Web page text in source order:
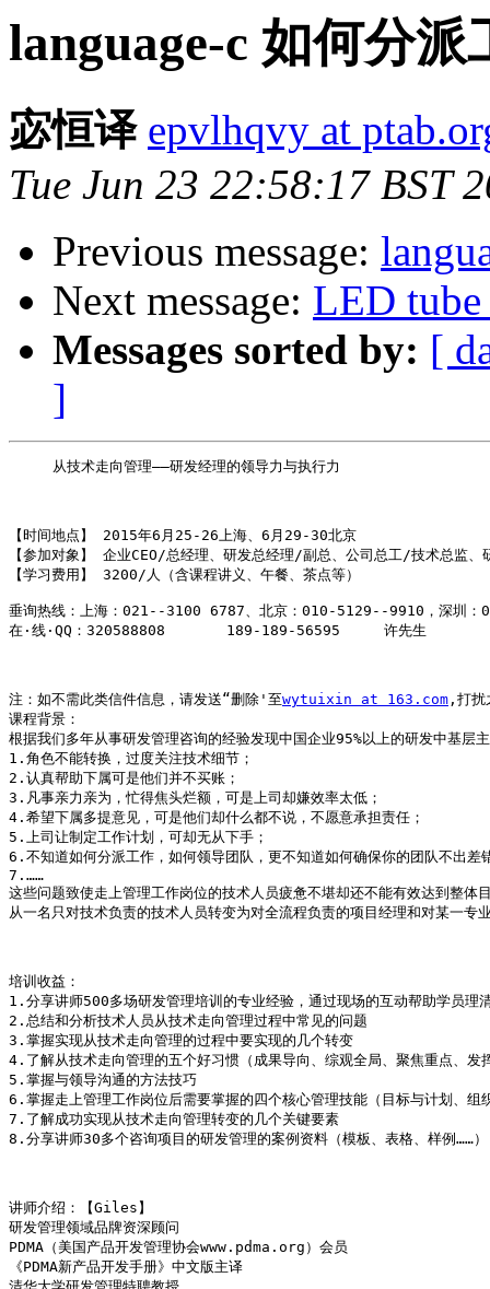
language-c 如何分
宓恒译 epvlhqvy at
Tue Jun 23 22:58:17 BST
Previous message:
Next message: LED tube
Messages sorted by: [
]
     从技术走向管理——研发经理的领导力与执行力
【时间地点】 2015年6月25-26上海、6月29-30北京
【参加对象】 企业CEO/总经理、研发总经理/副总、公司总工/技术总监
【学习费用】 3200/人（含课程讲义、午餐、茶点等）
垂询热线：上海：021--3100 6787、北京：010-5129--9910，深圳
在·线·QQ：320588808       189-189-56595     许先生
注：如不需此类信件信息，请发送“删除'至wytuixin at 163.com ,打扰
课程背景：
根据我们多年从事研发管理咨询的经验发现中国企业95%以上的研发中基
1.角色不能转换，过度关注技术细节；
2.认真帮助下属可是他们并不买账；
3.凡事亲力亲为，忙得焦头烂额，可是上司却嫌效率太低；
4.希望下属多提意见，可是他们却什么都不说，不愿意承担责任；
5.上司让制定工作计划，可却无从下手；
6.不知道如何分派工作，如何领导团队，更不知道如何确保你的团队不出差
7.……
这些问题致使走上管理工作岗位的技术人员疲惫不堪却还不能有效达到整体
从一名只对技术负责的技术人员转变为对全流程负责的项目经理和对某一
培训收益：
1.分享讲师500多场研发管理培训的专业经验，通过现场的互动帮助学员理
2.总结和分析技术人员从技术走向管理过程中常见的问题
3.掌握实现从技术走向管理的过程中要实现的几个转变
4.了解从技术走向管理的五个好习惯（成果导向、综观全局、聚焦重点、发
5.掌握与领导沟通的方法技巧
6.掌握走上管理工作岗位后需要掌握的四个核心管理技能（目标与计划、组
7.了解成功实现从技术走向管理转变的几个关键要素
8.分享讲师30多个咨询项目的研发管理的案例资料（模板、表格、样例
讲师介绍：【Giles】
研发管理领域品牌资深顾问
PDMA（美国产品开发管理协会www.pdma.org）会员
《PDMA新产品开发手册》中文版主译